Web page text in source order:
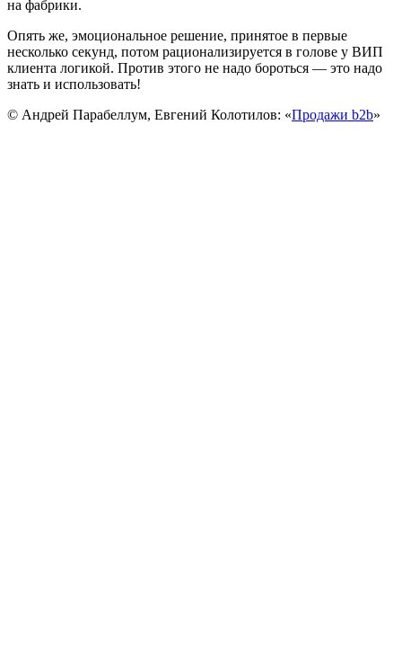
на фабрики.
Опять же, эмоциональное решение, принятое в первые
несколько секунд, потом рационализируется в голове у ВИП
клиента логикой. Против этого не надо бороться — это надо
знать и использовать!
© Андрей Парабеллум, Евгений Колотилов: «Продажи b2b»